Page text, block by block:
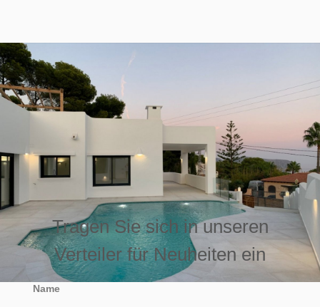
Tragen Sie sich in unseren
Verteiler für Neuheiten ein
Name